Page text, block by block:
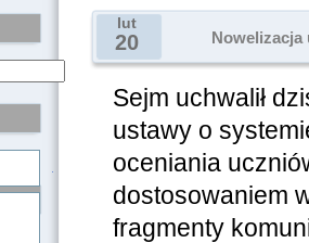
lut
20
Sejm uchwalił
ustawy o
oceniania
dostosowaniem
fragmenty